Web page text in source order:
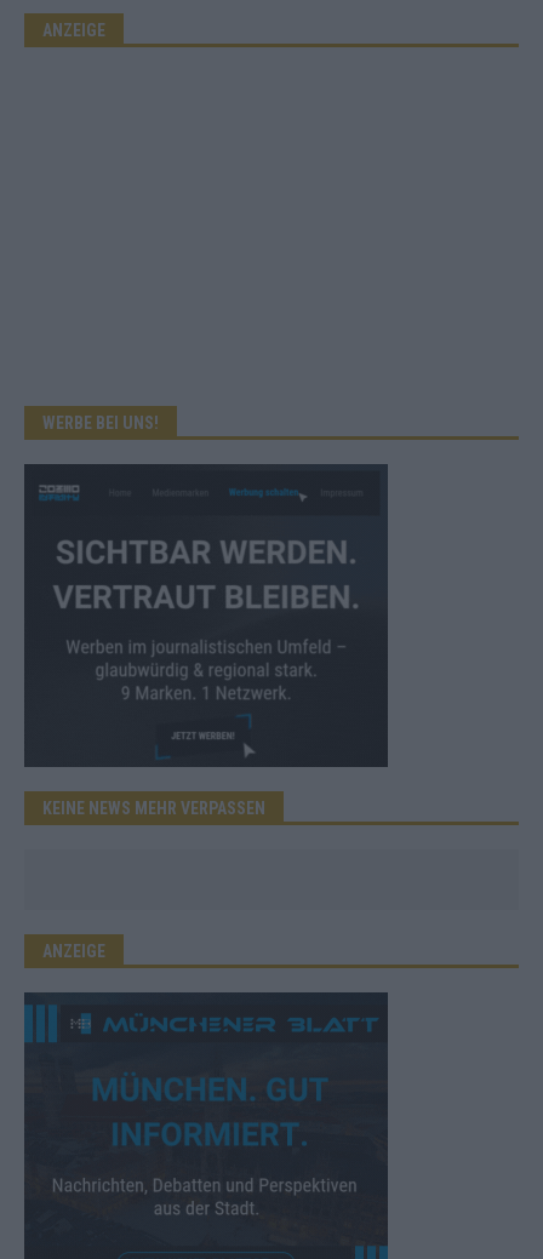
ANZEIGE
WERBE BEI UNS!
KEINE NEWS MEHR VERPASSEN
ANZEIGE